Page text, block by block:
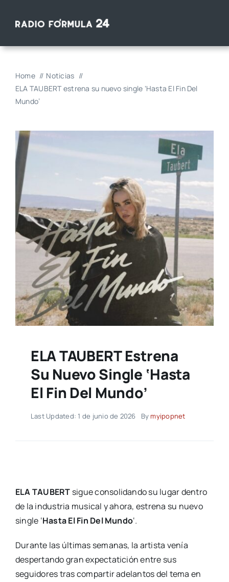
Home
Noticias
ELA TAUBERT estrena su nuevo single ‘Hasta El Fin Del
Mundo’
ELA TAUBERT Estrena
Su Nuevo Single ‘Hasta
El Fin Del Mundo’
Last Updated: 1 de junio de 2026 By myipopnet
ELA TAUBERT sigue consolidando su lugar dentro
de la industria musical y ahora, estrena su nuevo
single ‘Hasta El Fin Del Mundo‘.
Durante las últimas semanas, la artista venía
despertando gran expectatición entre sus
seguidores tras compartir adelantos del tema en